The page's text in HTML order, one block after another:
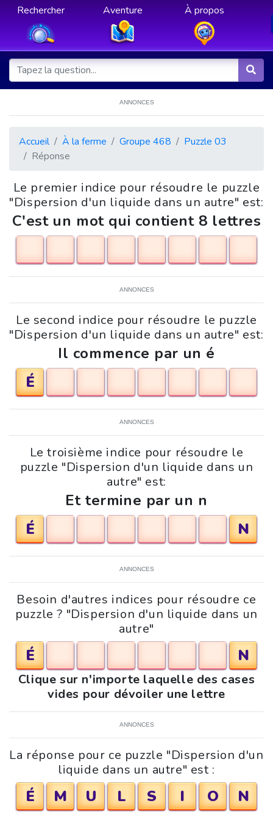
Rechercher Aventure À propos
ANNONCES
Accueil À la ferme Groupe 468
Puzzle 03
Réponse
Le premier indice pour résoudre le puzzle
"Dispersion d'un liquide dans un autre" est:
C'est un mot qui contient 8 lettres
ANNONCES
Le second indice pour résoudre le puzzle
"Dispersion d'un liquide dans un autre" est:
Il commence par un é
É
ANNONCES
Le troisième indice pour résoudre le
puzzle "Dispersion d'un liquide dans un
autre" est:
Et termine par un n
É
N
ANNONCES
Besoin d'autres indices pour résoudre ce
puzzle ? "Dispersion d'un liquide dans un
autre"
É N
Clique sur n'importe laquelle des cases
vides pour dévoiler une lettre
ANNONCES
La réponse pour ce puzzle "Dispersion d'un
liquide dans un autre" est :
É M U L S I O N